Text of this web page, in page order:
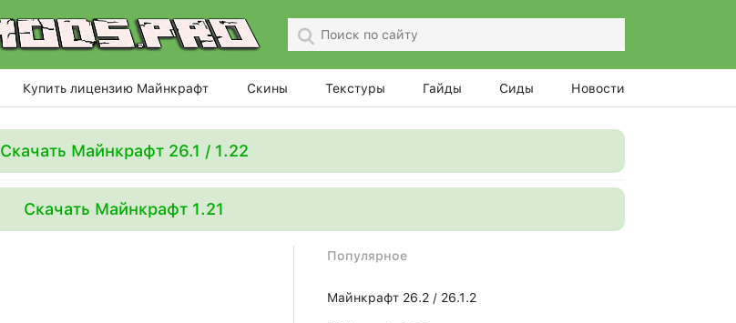
Купить лицензию Майнкрафт Скины Текстуры Гайды Сиды Новости
Скачать Майнкрафт 26.1 / 1.22
Скачать Майнкрафт 1.21
Популярное
Майнкрафт 26.2 / 26.1.2